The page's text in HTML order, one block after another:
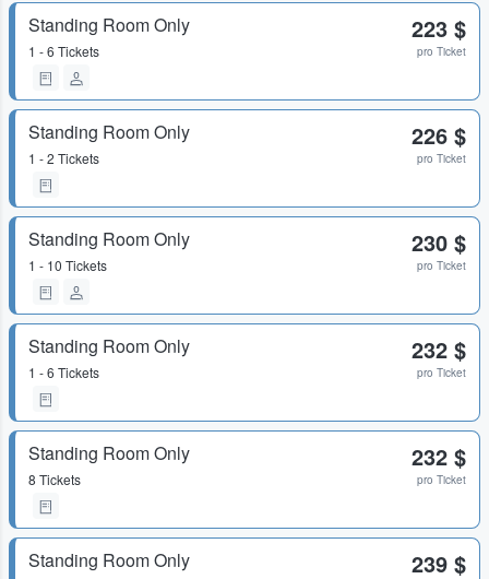
Standing Room Only
1 - 6 Tickets
223 $
pro Ticket
Standing Room Only
1 - 2 Tickets
226 $
pro Ticket
Standing Room Only
1 - 10 Tickets
230 $
pro Ticket
Standing Room Only
1 - 6 Tickets
232 $
pro Ticket
Standing Room Only
8 Tickets
232 $
pro Ticket
Standing Room Only 239 $